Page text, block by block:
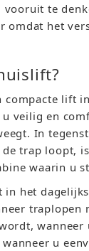
vooruit te
omdat het
compacte lift
veilig en
In
trap loopt,
waarin u
in het
traplopen
wanneer
u